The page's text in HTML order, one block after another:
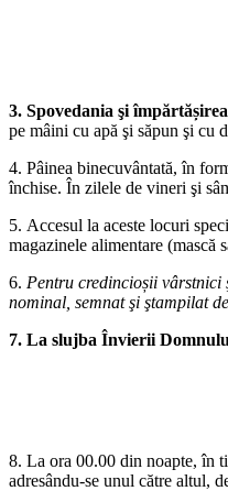
3. Spovedania şi
pe mâini cu apă şi săpun şi cu
4. Pâinea binecuvântată, în
închise. În zilele de vineri şi
5. Accesul la aceste locuri
magazinele alimentare (mască
6. Pentru credincioșii vârstnici
nominal, semnat şi ştampilat
7. La slujba Învierii
8. La ora 00.00 din noapte, în
adresându-se unul către altul,